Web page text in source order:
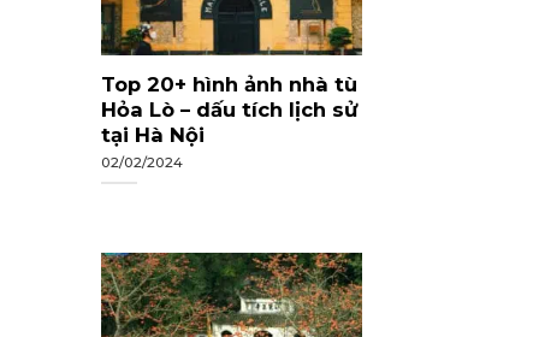
Top 20+ hình ảnh nhà tù
Hỏa Lò – dấu tích lịch sử
tại Hà Nội
02/02/2024